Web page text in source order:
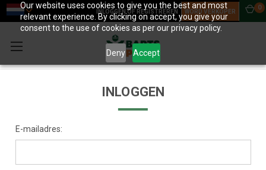
Our website uses cookies to give you the best and most
relevant experience. By clicking on accept, you give your
consent to the use of cookies as per our privacy policy.
Deny Accept
INLOGGEN OF REGISTREREN WORD VERKOPER
0
INLOGGEN
E-mailadres: